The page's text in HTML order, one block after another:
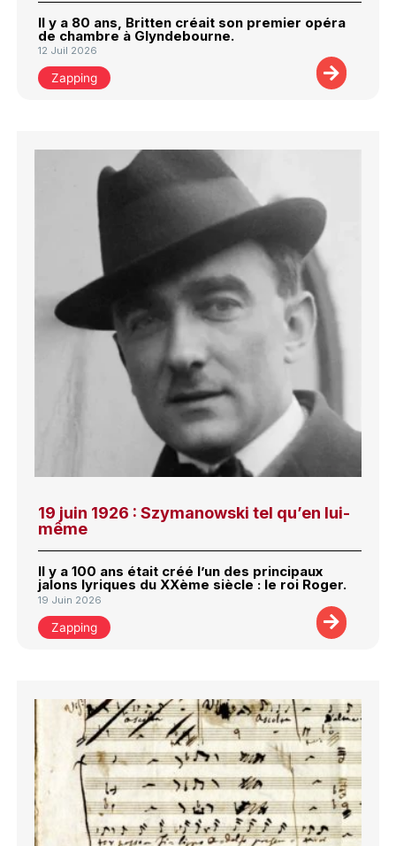
Il y a 80 ans, Britten créait son premier opéra
de chambre à Glyndebourne.
12 Juil 2026
Zapping
19 juin 1926 : Szymanowski tel qu’en lui-
même
Il y a 100 ans était créé l’un des principaux
jalons lyriques du XXème siècle : le roi Roger.
19 Juin 2026
Zapping